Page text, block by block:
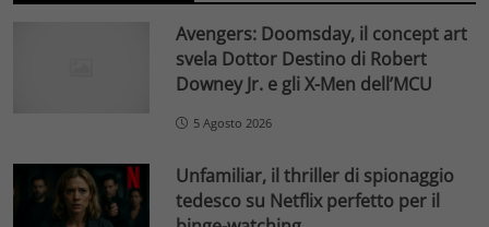
Avengers: Doomsday, il concept art
svela Dottor Destino di Robert
Downey Jr. e gli X-Men dell’MCU
5 Agosto 2026
Unfamiliar, il thriller di spionaggio
tedesco su Netflix perfetto per il